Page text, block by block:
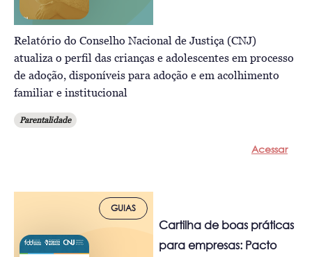
Relatório do Conselho Nacional de Justiça (CNJ)
atualiza o perfil das crianças e adolescentes em processo
de adoção, disponíveis para adoção e em acolhimento
familiar e institucional
Parentalidade
Acessar
GUIAS
Cartilha de boas práticas
para empresas: Pacto